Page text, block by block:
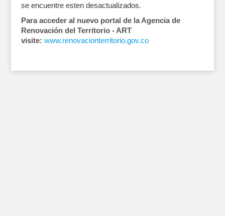
se encuentre esten desactualizados.
Para acceder al nuevo portal de la Agencia de
Renovación del Territorio - ART
visite: www.renovacionterritorio.gov.co